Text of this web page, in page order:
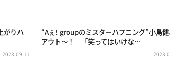
がりハ
2023.09.11
“Aぇ! groupのミスターハプニング”小島健
アウト～！ 「笑ってはいけな…